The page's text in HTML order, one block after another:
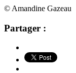
© Amandine Gazeau
Partager :